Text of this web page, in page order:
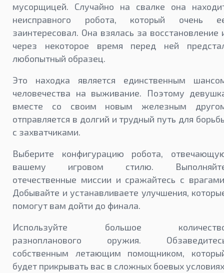
мусорщицей. Случайно на свалке она
неисправного робота, который очень
заинтересовал. Она взялась за восстановление
через некоторое время перед ней
любопытный образец.
Это находка является единственным
человечества на выживание. Поэтому
вместе со своим новым железным
отправляется в долгий и трудный путь для
с захватчиками.
Выберите конфигурацию робота,
вашему игровом стилю.
отечественные миссии и сражайтесь с
Добывайте и устанавливаете улучшения,
помогут вам дойти до финала.
Используйте большое
разнопланового оружия.
собственным летающим помощником,
будет прикрывать вас в сложных боевых